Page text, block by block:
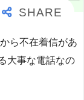
ら不在着信があ
大事な電話なの